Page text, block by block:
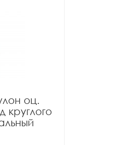
оц.
круглого